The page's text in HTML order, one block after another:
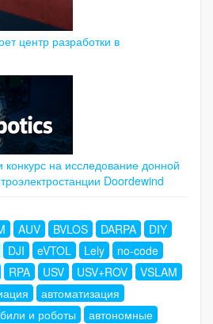
центр разработки в
на исследование донной
Doordewind
AUV BVLOS DARPA
DIY
DJI eVTOL Lely
no-code
RPA USV USV+ROV
VSLAM
автоматизация
и роботы
автономные